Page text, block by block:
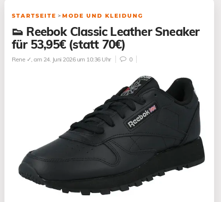
STARTSEITE > MODE UND KLEIDUNG
👟 Reebok Classic Leather Sneaker
für 53,95€ (statt 70€)
Rene ✓, am 24. Juni 2026 um 10:36 Uhr 0